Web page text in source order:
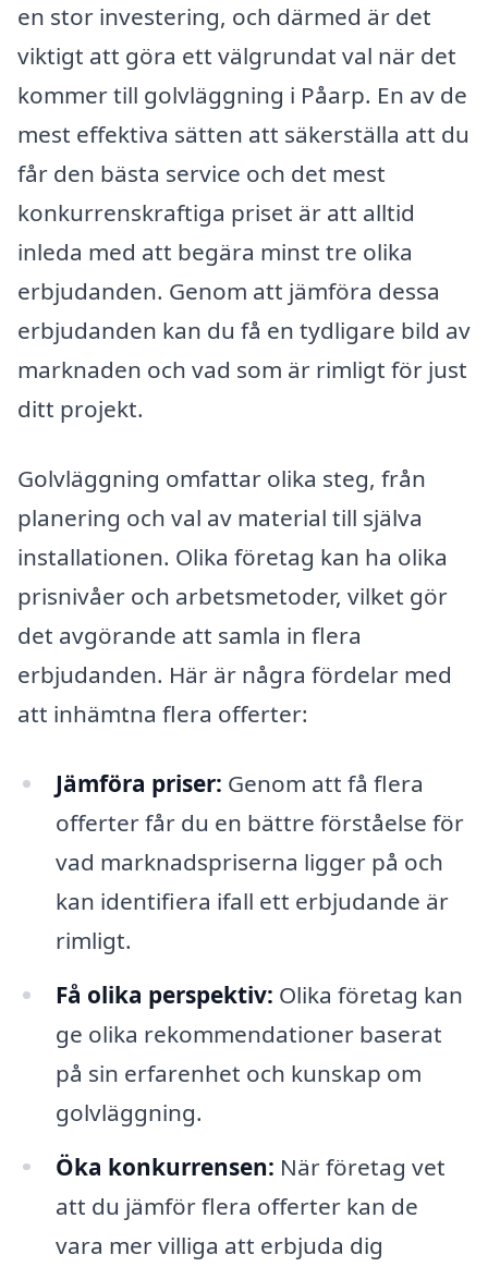
en stor investering, och därmed är det
viktigt att göra ett välgrundat val när det
kommer till golvläggning i Påarp. En av de
mest effektiva sätten att säkerställa att du
får den bästa service och det mest
konkurrenskraftiga priset är att alltid
inleda med att begära minst tre olika
erbjudanden. Genom att jämföra dessa
erbjudanden kan du få en tydligare bild av
marknaden och vad som är rimligt för just
ditt projekt.
Golvläggning omfattar olika steg, från
planering och val av material till själva
installationen. Olika företag kan ha olika
prisnivåer och arbetsmetoder, vilket gör
det avgörande att samla in flera
erbjudanden. Här är några fördelar med
att inhämtna flera offerter:
Jämföra priser: Genom att få flera
offerter får du en bättre förståelse för
vad marknadspriserna ligger på och
kan identifiera ifall ett erbjudande är
rimligt.
Få olika perspektiv: Olika företag kan
ge olika rekommendationer baserat
på sin erfarenhet och kunskap om
golvläggning.
Öka konkurrensen: När företag vet
att du jämför flera offerter kan de
vara mer villiga att erbjuda dig